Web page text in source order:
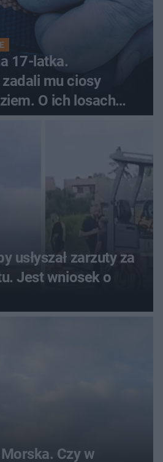
17-latka.
mu ciosy
O ich losach
usłyszał zarzuty za
Jest wniosek o
Czy w